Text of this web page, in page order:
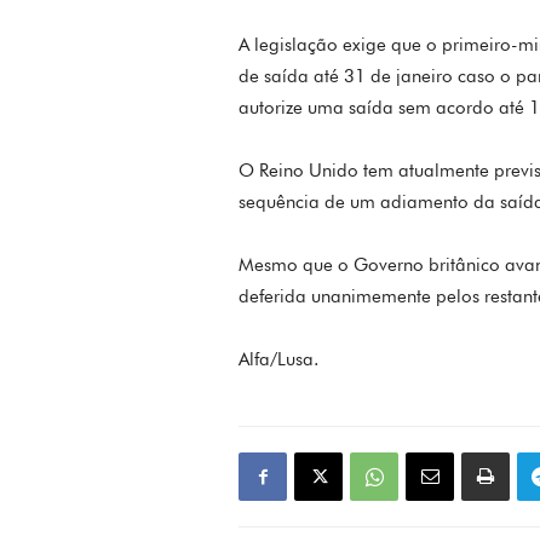
A legislação exige que o primeiro-
de saída até 31 de janeiro caso o
autorize uma saída sem acordo até
O Reino Unido tem atualmente
sequência de um adiamento da
Mesmo que o Governo britânico
deferida unanimemente pelos
Alfa/Lusa.